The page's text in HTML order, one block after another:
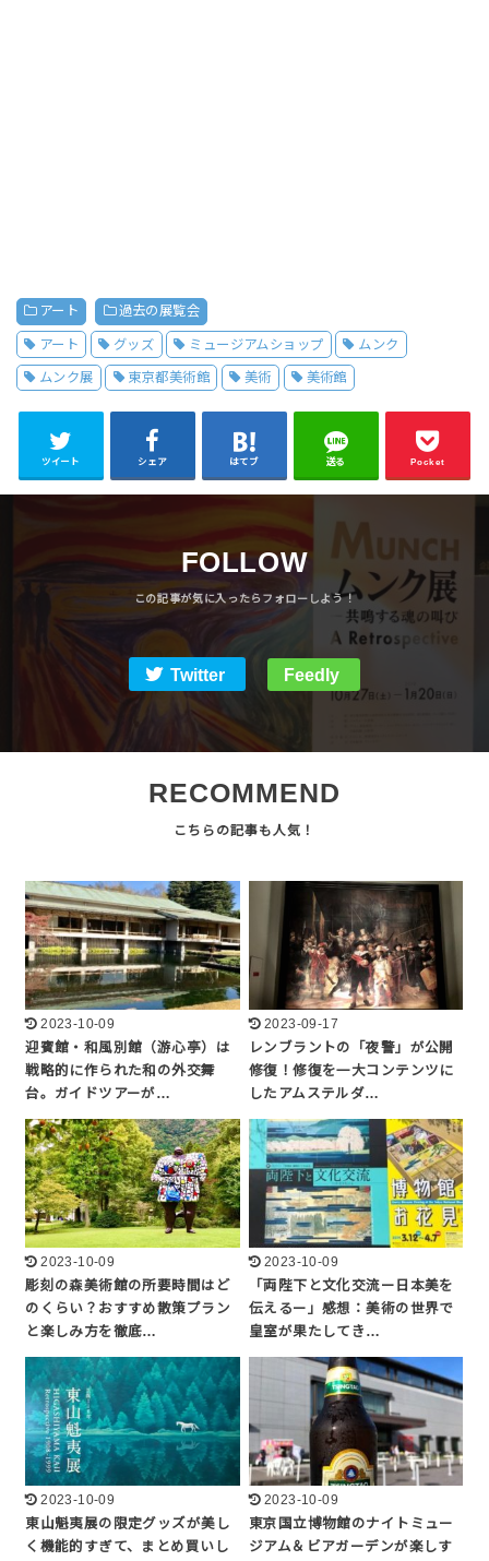
アート 過去の展覧会
アート グッズ ミュージアムショップ ムンク
ムンク展 東京都美術館 美術 美術館
ツイート シェア はてブ 送る Pocket
FOLLOW
Twitter Feedly
RECOMMEND
2023-10-09
迎賓館・和風別館（游心亭）は
戦略的に作られた和の外交舞
台。ガイドツアーが…
2023-09-17
レンブラントの「夜警」が公開
修復！修復を一大コンテンツに
したアムステルダ…
2023-10-09
彫刻の森美術館の所要時間はど
のくらい？おすすめ散策プラン
と楽しみ方を徹底…
2023-10-09
「両陛下と文化交流ー日本美を
伝えるー」感想：美術の世界で
皇室が果たしてき…
2023-10-09
東山魁夷展の限定グッズが美し
く機能的すぎて、まとめ買いし
2023-10-09
東京国立博物館のナイトミュー
ジアム＆ビアガーデンが楽しす